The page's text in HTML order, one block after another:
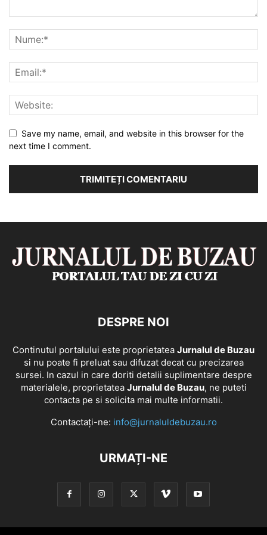
Save my name, email, and website in this browser for the
next time I comment.
DESPRE NOI
Continutul portalului este proprietatea Jurnalul de Buzau
si nu poate fi preluat sau difuzat decat cu precizarea
sursei. In cazul in care doriti detalii suplimentare despre
materialele, proprietatea Jurnalul de Buzau, ne puteti
contacta pe si solicita mai multe informatii.
Contactați-ne: info@jurnaluldebuzau.ro
URMAȚI-NE